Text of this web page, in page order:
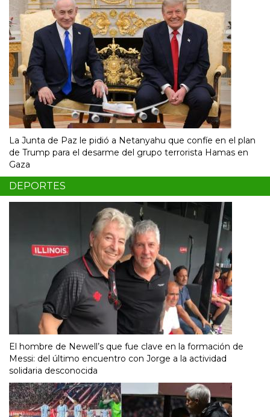
La Junta de Paz le pidió a Netanyahu que confíe en el plan
de Trump para el desarme del grupo terrorista Hamas en
Gaza
DEPORTES
El hombre de Newell’s que fue clave en la formación de
Messi: del último encuentro con Jorge a la actividad
solidaria desconocida